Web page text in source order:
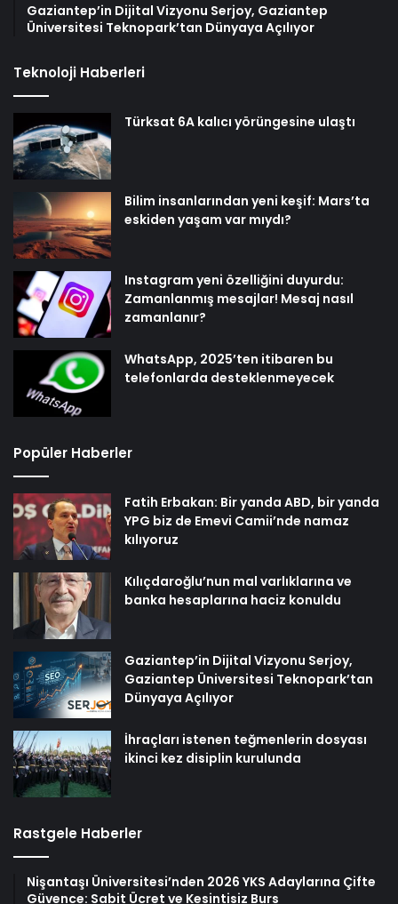
Gaziantep’in Dijital Vizyonu Serjoy, Gaziantep
Üniversitesi Teknopark’tan Dünyaya Açılıyor
Teknoloji Haberleri
Türksat 6A kalıcı yörüngesine ulaştı
Bilim insanlarından yeni keşif: Mars’ta
eskiden yaşam var mıydı?
Instagram yeni özelliğini duyurdu:
Zamanlanmış mesajlar! Mesaj nasıl
zamanlanır?
WhatsApp, 2025’ten itibaren bu
telefonlarda desteklenmeyecek
Popüler Haberler
Fatih Erbakan: Bir yanda ABD, bir yanda
YPG biz de Emevi Camii’nde namaz
kılıyoruz
Kılıçdaroğlu’nun mal varlıklarına ve
banka hesaplarına haciz konuldu
Gaziantep’in Dijital Vizyonu Serjoy,
Gaziantep Üniversitesi Teknopark’tan
Dünyaya Açılıyor
İhraçları istenen teğmenlerin dosyası
ikinci kez disiplin kurulunda
Rastgele Haberler
Nişantaşı Üniversitesi’nden 2026 YKS Adaylarına Çifte
Güvence: Sabit Ücret ve Kesintisiz Burs